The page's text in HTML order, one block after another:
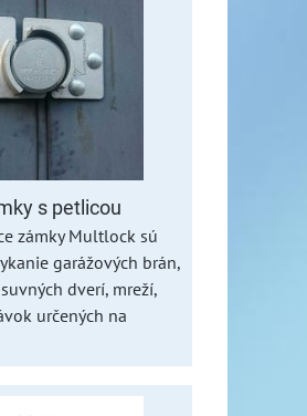
s petlicou
zámky Multlock sú
garážových brán,
dverí, mreží,
určených na